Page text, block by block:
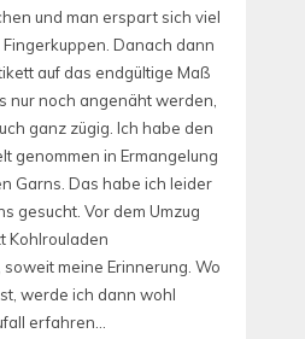
und man erspart sich viel
Danach dann
auf das endgültige Maß
nur noch angenäht werden,
ganz zügig. Ich habe den
genommen in Ermangelung
Garns. Das habe ich leider
gesucht. Vor dem Umzug
Kohlrouladen
meine Erinnerung. Wo
werde ich dann wohl
erfahren…